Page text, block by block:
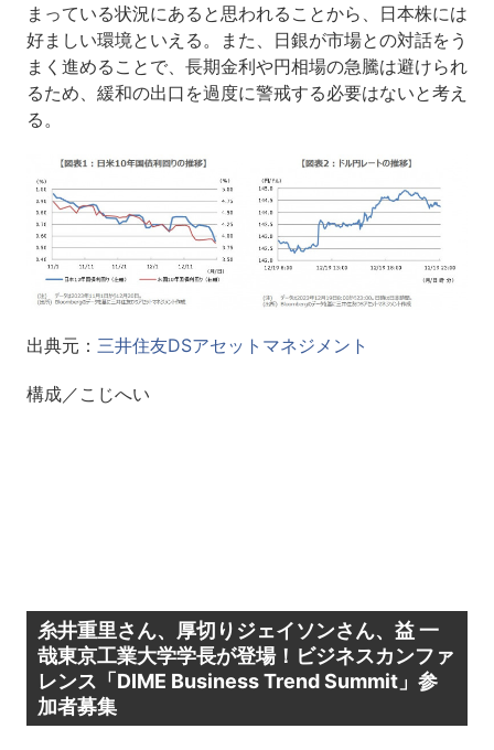
まっている状況にあると思われることから、日本株には
好ましい環境といえる。また、日銀が市場との対話をう
まく進めることで、長期金利や円相場の急騰は避けられ
るため、緩和の出口を過度に警戒する必要はないと考え
る。
出典元： 三井住友DSアセットマネジメント
構成／こじへい
糸井重里さん、厚切りジェイソンさん、益 一
哉東京工業大学学長が登場！ビジネスカンファ
レンス「DIME Business Trend Summit」参
加者募集